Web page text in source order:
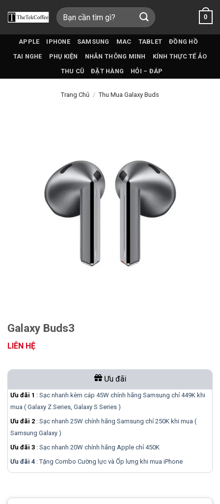
qua
Tìm
kiếm:
0
APPLE IPHONE SAMSUNG MAC TABLET
ĐỒNG HỒ
TAI NGHE
PHỤ KIỆN NHẪN THÔNG MINH
KÍNH THỰC TẾ ẢO
THU CŨ
ĐẶT HÀNG HỎI – ĐÁP
Trang Chủ / Thu Mua Galaxy Buds
Galaxy Buds3
LIÊN HỆ
Ưu đãi
Ưu đãi 1 : Sạc nhanh kèm cáp 45W chính hãng Samsung chỉ 449K khi
mua ( Galaxy Z Series, Galaxy S Series )
Ưu đãi 2 : Sạc nhanh 25W chính hãng Samsung chỉ 250K khi mua (
Samsung Galaxy )
Ưu đãi 3 : Sạc nhanh 20W chính hãng Apple chỉ 450K
Ưu đãi 4 : Tặng Combo Cường lực và Ốp lưng khi mua iPhone